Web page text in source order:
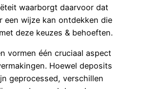
waarborgt daarvoor dat
een wijze kan ontdekken die
deze keuzes & behoeften.
vormen één cruciaal aspect
Hoewel deposits
geprocessed, verschillen